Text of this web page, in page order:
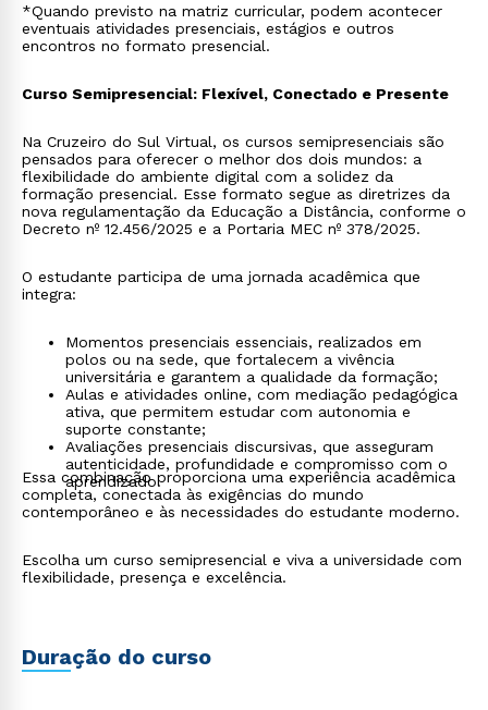
*Quando previsto na matriz curricular, podem acontecer
eventuais atividades presenciais, estágios e outros
encontros no formato presencial.
Curso Semipresencial: Flexível, Conectado e Presente
Na Cruzeiro do Sul Virtual, os cursos semipresenciais são
pensados para oferecer o melhor dos dois mundos: a
flexibilidade do ambiente digital com a solidez da
formação presencial. Esse formato segue as diretrizes da
nova regulamentação da Educação a Distância, conforme o
Decreto nº 12.456/2025 e a Portaria MEC nº 378/2025.
O estudante participa de uma jornada acadêmica que
integra:
Momentos presenciais essenciais, realizados em
polos ou na sede, que fortalecem a vivência
universitária e garantem a qualidade da formação;
Aulas e atividades online, com mediação pedagógica
ativa, que permitem estudar com autonomia e
suporte constante;
Avaliações presenciais discursivas, que asseguram
autenticidade, profundidade e compromisso com o
aprendizado.
Essa combinação proporciona uma experiência acadêmica
completa, conectada às exigências do mundo
contemporâneo e às necessidades do estudante moderno.
Escolha um curso semipresencial e viva a universidade com
flexibilidade, presença e excelência.
Duração do curso